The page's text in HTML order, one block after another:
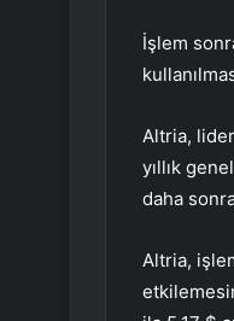
İşlem
Altria,
yıllık
daha
Altria,